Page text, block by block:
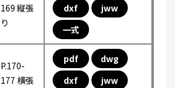
169 縦張
り
dxf
jww
一式
P.170-
177 横張
pdf
dwg
dxf
jww